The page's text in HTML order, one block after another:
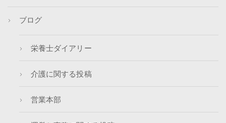
ブログ
栄養士ダイアリー
介護に関する投稿
営業本部